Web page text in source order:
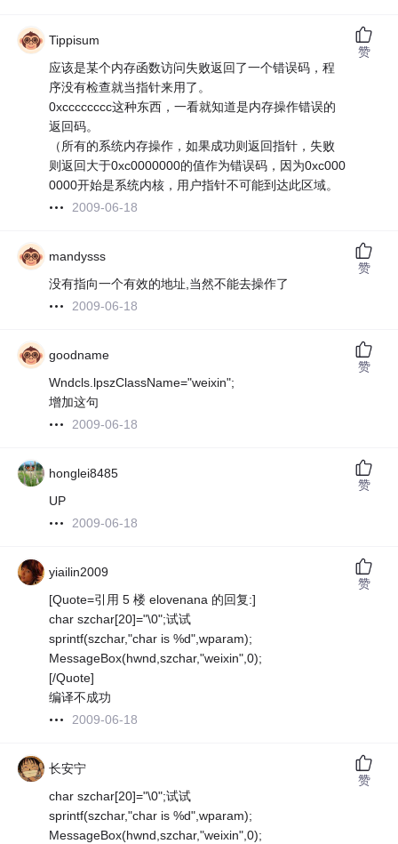
Tippisum
应该是某个内存函数访问失败返回了一个错误码，程
序没有检查就当指针来用了。
0xcccccccc这种东西，一看就知道是内存操作错误的
返回码。
（所有的系统内存操作，如果成功则返回指针，失败
则返回大于0xc0000000的值作为错误码，因为0xc000
0000开始是系统内核，用户指针不可能到达此区域。
2009-06-18
赞
mandysss
没有指向一个有效的地址,当然不能去操作了
2009-06-18
赞
goodname
Wndcls.lpszClassName="weixin";
增加这句
2009-06-18
赞
honglei8485
UP
2009-06-18
赞
yiailin2009
[Quote=引用 5 楼 elovenana 的回复:]
char szchar[20]="\0";试试
sprintf(szchar,"char is %d",wparam);
MessageBox(hwnd,szchar,"weixin",0);
[/Quote]
编译不成功
2009-06-18
赞
长安宁
char szchar[20]="\0";试试
sprintf(szchar,"char is %d",wparam);
MessageBox(hwnd,szchar,"weixin",0);
赞